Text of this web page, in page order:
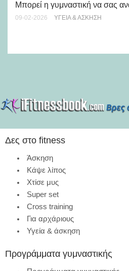
Μπορεί η γυμναστική να σας
09-02-2026 ΥΓΕΊΑ & ΆΣΚΗΣΗ
Δες στο fitness
Άσκηση
Κάψε λίπος
Χτίσε μυς
Super set
Cross training
Για αρχάριους
Υγεία & άσκηση
Προγράμματα γυμναστικής